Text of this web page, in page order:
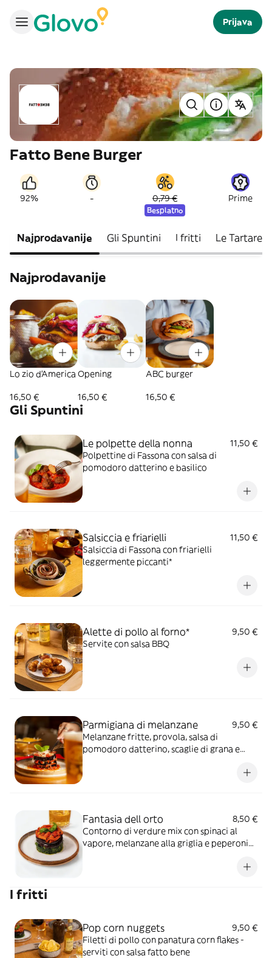
Prijava
Fatto Bene Burger
92% - 0,79 €
Besplatno
Prime
Najprodavanije Gli Spuntini I fritti Le Tartare
Najprodavanije
Lo zio d'America
16,50 €
Opening
16,50 €
ABC burger
16,50 €
Gli Spuntini
Le polpette della nonna
11,50 €
Polpettine di Fassona con salsa di
pomodoro datterino e basilico
Salsiccia e friarielli
11,50 €
Salsiccia di Fassona con friarielli
leggermente piccanti*
Alette di pollo al forno*
9,50 €
Servite con salsa BBQ
Parmigiana di melanzane
9,50 €
Melanzane fritte, provola, salsa di
pomodoro datterino, scaglie di grana e
Fantasia dell orto
8,50 €
Contorno di verdure mix con spinaci al
vapore, melanzane alla griglia e peperoni
I fritti
Pop corn nuggets
9,50 €
Filetti di pollo con panatura corn flakes -
serviti con salsa fatto bene